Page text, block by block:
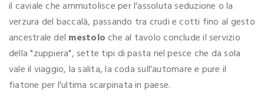
il caviale che ammutolisce per l'assoluta seduzione o la
verzura del baccalà, passando tra crudi e cotti fino al gesto
ancestrale del mestoloche al tavolo conclude il servizio
della "zuppiera", sette tipi di pasta nel pesce che da sola
vale il viaggio, la salita, la coda sull'automare e pure il
fiatone per l'ultima scarpinata in paese.